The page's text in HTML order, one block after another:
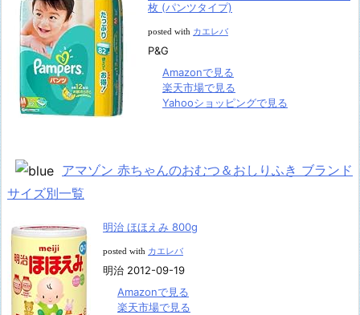
枚 (パンツタイプ)
posted with カエレバ
P&G
Amazonで見る
楽天市場で見る
Yahooショッピングで見る
アマゾン 赤ちゃんのおむつ＆おしりふき ブランド
サイズ別一覧
明治 ほほえみ 800g
posted with カエレバ
明治 2012-09-19
Amazonで見る
楽天市場で見る